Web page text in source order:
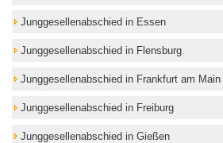
Junggesellenabschied in Essen
Junggesellenabschied in Flensburg
Junggesellenabschied in Frankfurt am Main
Junggesellenabschied in Freiburg
Junggesellenabschied in Gießen